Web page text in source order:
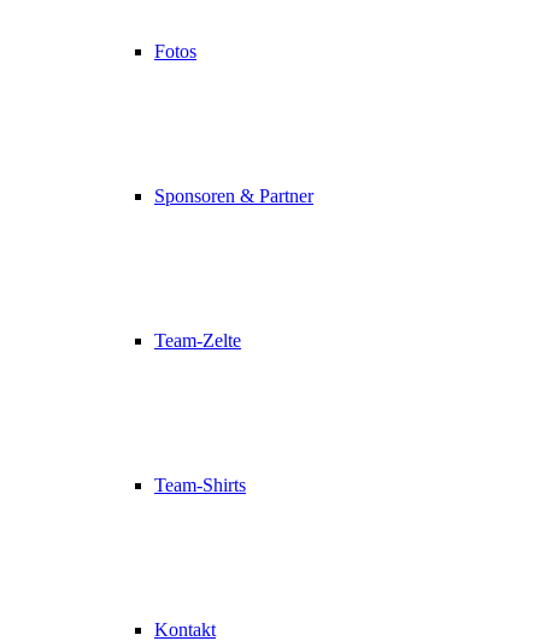
Fotos
Sponsoren & Partner
Team-Zelte
Team-Shirts
Kontakt